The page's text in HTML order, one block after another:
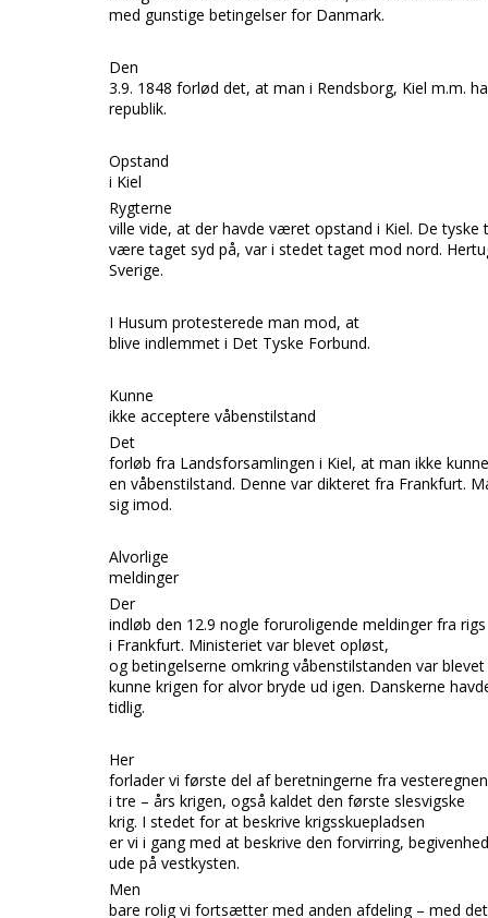
med gunstige betingelser for Danmark.
Den
3.9. 1848 forlød det, at man i Rendsborg, Kiel m.m.
republik.
Opstand
i Kiel
Rygterne
ville vide, at der havde været opstand i Kiel. De tyske
være taget syd på, var i stedet taget mod nord.
Sverige.
I Husum protesterede man mod, at
blive indlemmet i Det Tyske Forbund.
Kunne
ikke acceptere våbenstilstand
Det
forløb fra Landsforsamlingen i Kiel, at man ikke
en våbenstilstand. Denne var dikteret fra Frankfurt.
sig imod.
Alvorlige
meldinger
Der
indløb den 12.9 nogle foruroligende meldinger fra
i Frankfurt. Ministeriet var blevet opløst,
og betingelserne omkring våbenstilstanden var
kunne krigen for alvor bryde ud igen. Danskerne
tidlig.
Her
forlader vi første del af beretningerne fra
i tre – års krigen, også kaldet den første slesvigske
krig. I stedet for at beskrive krigsskuepladsen
er vi i gang med at beskrive den forvirring,
ude på vestkysten.
Men
bare rolig vi fortsætter med anden afdeling – med